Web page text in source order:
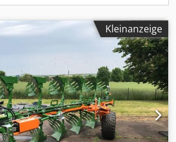
Kleinanzeige